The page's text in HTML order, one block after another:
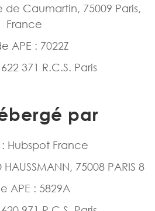
de Caumartin, 75009 Paris,
France
APE : 7022Z
371 R.C.S. Paris
par
Hubspot France
75008 PARIS 8
APE : 5829A